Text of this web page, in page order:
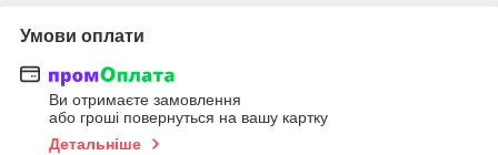
Умови оплати
Ви отримаєте замовлення
або гроші повернуться на вашу картку
Детальніше